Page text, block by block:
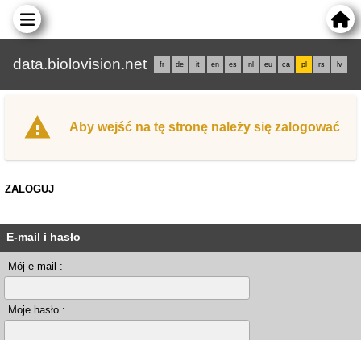
data.biolovision.net fr de it en es nl eu ca pl rs lv
Aby wejść na tę stronę należy się zalogować
ZALOGUJ
E-mail i hasło
Mój e-mail :
Moje hasło :